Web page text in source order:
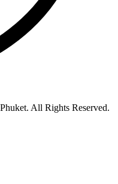
All Rights Reserved.